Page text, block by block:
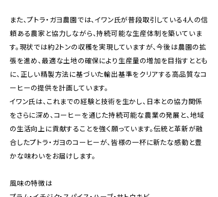
また、プトラ・ガヨ農園では、イワン氏が普段取引している4人の信
頼ある農家と協力しながら、持続可能な生産体制を築いていま
す。現状では約2トンの収穫を実現していますが、今後は農園の拡
張を進め、最適な土地の確保により生産量の増加を目指すととも
に、正しい精製方法に基づいた輸出基準をクリアする高品質なコ
ーヒーの提供を計画しています。
イワン氏は、これまでの経験と技術を生かし、日本との協力関係
をさらに深め、コーヒーを通じた持続可能な農業の発展と、地域
の生活向上に貢献することを強く願っています。伝統と革新が融
合したプトラ・ガヨのコーヒーが、皆様の一杯に新たな感動と豊
かな味わいをお届けします。
風味の特徴は